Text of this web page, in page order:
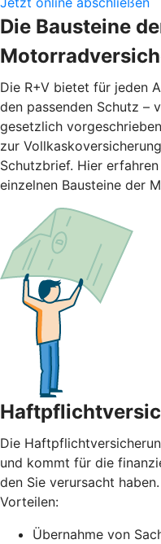
Die Bausteine
Die R+V bietet für jeden
den passenden Schutz –
gesetzlich
zur
Schutzbrief. Hier
einzelnen Bausteine der
Die
und kommt für die
den Sie verursacht
Vorteilen:
Übernahme von